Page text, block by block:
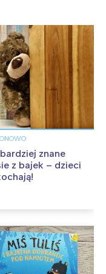
znane
z bajek – dzieci